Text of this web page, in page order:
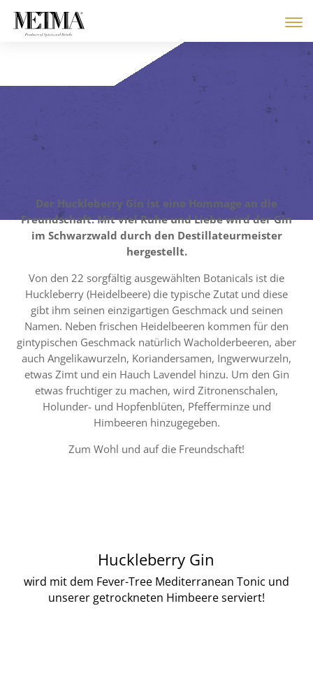
Der Huckleberry Gin ist eine Hommage an die
Freundschaft. Mit viel Ruhe und Liebe wird der Gin
im Schwarzwald durch den Destillateurmeister
hergestellt.
Von den 22 sorgfältig ausgewählten Botanicals ist die
Huckleberry (Heidelbeere) die typische Zutat und diese
gibt ihm seinen einzigartigen Geschmack und seinen
Namen. Neben frischen Heidelbeeren kommen für den
gintypischen Geschmack natürlich Wacholderbeeren, aber
auch Angelikawurzeln, Koriandersamen, Ingwerwurzeln,
etwas Zimt und ein Hauch Lavendel hinzu. Um den Gin
etwas fruchtiger zu machen, wird Zitronenschalen,
Holunder- und Hopfenblüten, Pfefferminze und
Himbeeren hinzugegeben.
Zum Wohl und auf die Freundschaft!
Huckleberry Gin
wird mit dem Fever-Tree Mediterranean Tonic und
unserer getrockneten Himbeereserviert!